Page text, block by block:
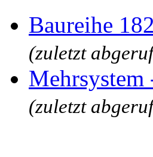
Baureihe
(zuletzt
(zuletzt